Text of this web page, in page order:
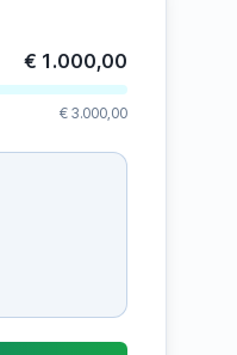
€ 1.000,00
€ 3.000,00